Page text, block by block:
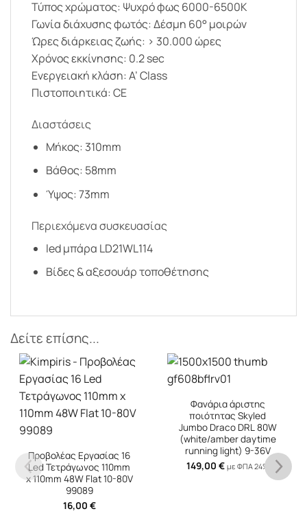
Τύπος χρώματος: Ψυχρό φως 6000-6500Κ
Γωνία διάχυσης φωτός: Δέσμη 60° μοιρών
Ώρες διάρκειας ζωής: > 30.000 ώρες
Χρόνος εκκίνησης: 0.2 sec
Ενεργειακή κλάση: A’ Class
Πιστοποιητικά: CE
Διαστάσεις
Μήκος: 310mm
Βάθος: 58mm
Ύψος: 73mm
Περιεχόμενα συσκευασίας
led μπάρα LD21WL114
Βίδες & αξεσουάρ τοποθέτησης
Δείτε επίσης...
Προβολέας Εργασίας 16
Led Τετράγωνος 110mm
x 110mm 48W Flat 10-80V
99089
16,00 €
Φανάρια άριστης
ποιότητας Skyled
Jumbo Draco DRL 80W
(white/amber daytime
running light) 9-36V
149,00 € με ΦΠΑ 24%